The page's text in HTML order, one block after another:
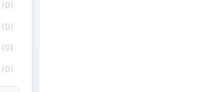
(0)
(0)
(0)
(0)